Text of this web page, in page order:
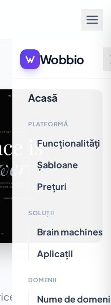
Wobbio
Acasă
PLATFORMĂ
Funcționalități
Șabloane
Prețuri
SOLUȚII
Brain machines
Aplicații
DOMENII
Nume de